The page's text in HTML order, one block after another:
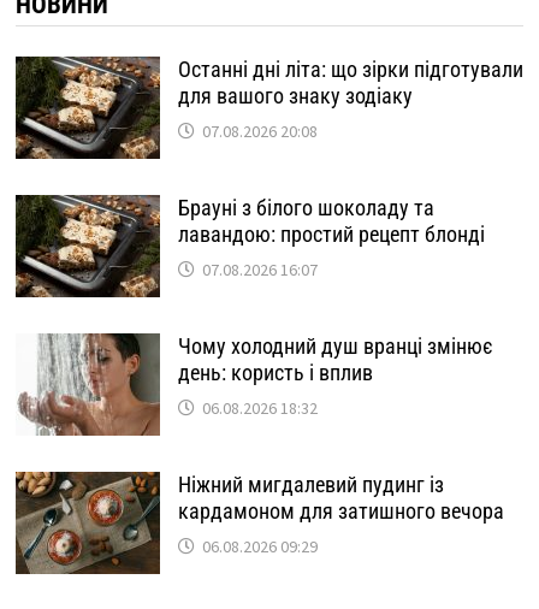
Останні дні літа: що зірки підготували
для вашого знаку зодіаку
07.08.2026 20:08
Брауні з білого шоколаду та
лавандою: простий рецепт блонді
07.08.2026 16:07
Чому холодний душ вранці змінює
день: користь і вплив
06.08.2026 18:32
Ніжний мигдалевий пудинг із
кардамоном для затишного вечора
06.08.2026 09:29